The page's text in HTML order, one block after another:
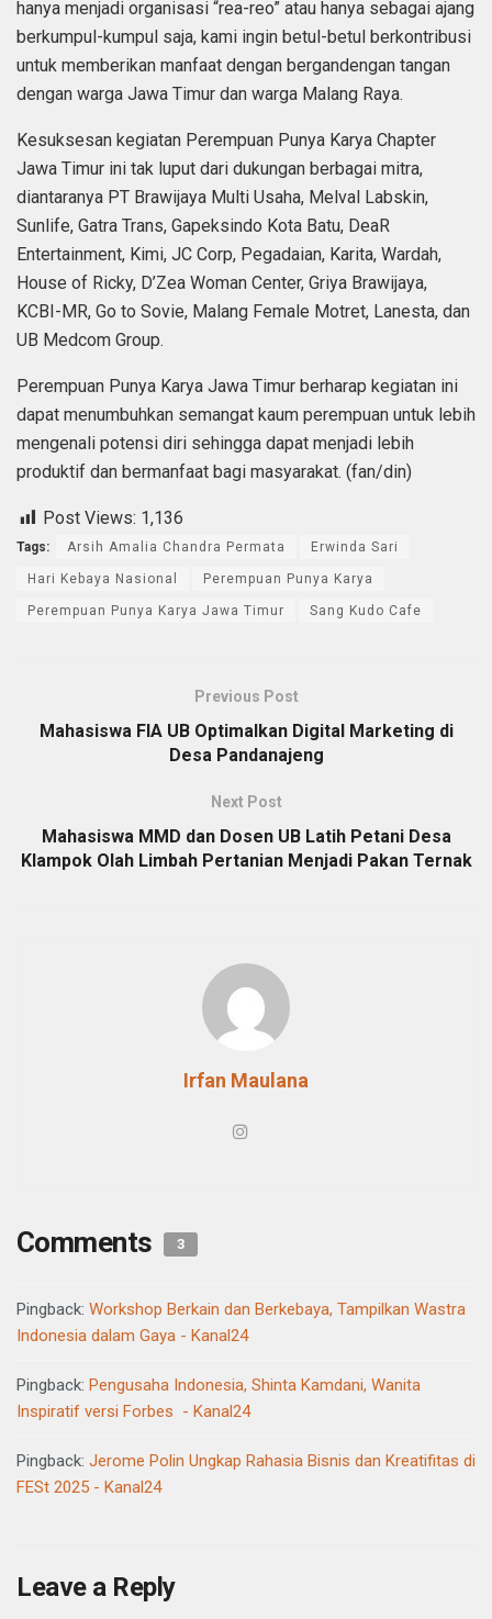
hanya menjadi organisasi “rea-reo” atau hanya sebagai ajang
berkumpul-kumpul saja, kami ingin betul-betul berkontribusi
untuk memberikan manfaat dengan bergandengan tangan
dengan warga Jawa Timur dan warga Malang Raya.
Kesuksesan kegiatan Perempuan Punya Karya Chapter
Jawa Timur ini tak luput dari dukungan berbagai mitra,
diantaranya PT Brawijaya Multi Usaha, Melval Labskin,
Sunlife, Gatra Trans, Gapeksindo Kota Batu, DeaR
Entertainment, Kimi, JC Corp, Pegadaian, Karita, Wardah,
House of Ricky, D’Zea Woman Center, Griya Brawijaya,
KCBI-MR, Go to Sovie, Malang Female Motret, Lanesta, dan
UB Medcom Group.
Perempuan Punya Karya Jawa Timur berharap kegiatan ini
dapat menumbuhkan semangat kaum perempuan untuk lebih
mengenali potensi diri sehingga dapat menjadi lebih
produktif dan bermanfaat bagi masyarakat. (fan/din)
Post Views: 1,136
Tags: Arsih Amalia Chandra Permata Erwinda Sari
Hari Kebaya Nasional Perempuan Punya Karya
Perempuan Punya Karya Jawa Timur Sang Kudo Cafe
Previous Post
Mahasiswa FIA UB Optimalkan Digital Marketing di
Desa Pandanajeng
Next Post
Mahasiswa MMD dan Dosen UB Latih Petani Desa
Klampok Olah Limbah Pertanian Menjadi Pakan Ternak
Irfan Maulana
Comments 3
Pingback: Workshop Berkain dan Berkebaya, Tampilkan Wastra
Indonesia dalam Gaya - Kanal24
Pingback: Pengusaha Indonesia, Shinta Kamdani, Wanita
Inspiratif versi Forbes - Kanal24
Pingback: Jerome Polin Ungkap Rahasia Bisnis dan Kreatifitas di
FESt 2025 - Kanal24
Leave a Reply